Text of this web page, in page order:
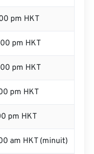
pm HKT
pm HKT
pm HKT
pm HKT
pm HKT
am HKT (minuit)